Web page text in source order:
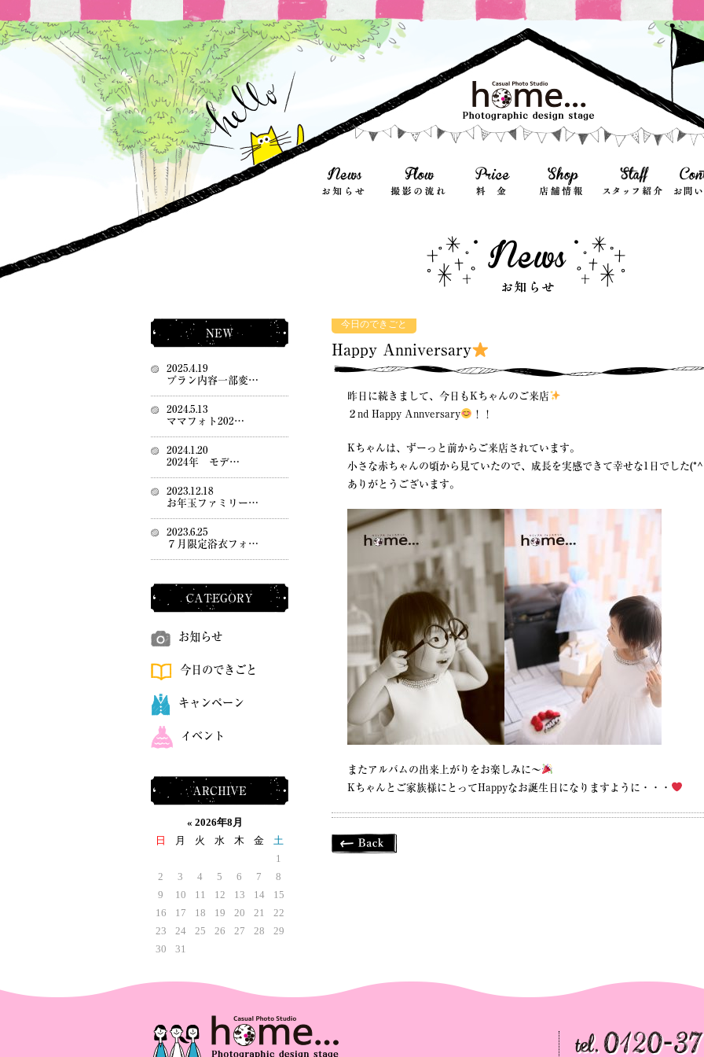
今日のできごと
Happy Anniversary
昨日に続きまして、今日もKちゃんのご来店
２nd Happy Annversary
！！
Kちゃんは、ずーっと前からご来店されています。
小さな赤ちゃんの頃から見ていたので、成長を実感できて幸せな1日でした
ありがとうございます。
またアルバムの出来上がりをお楽しみに〜
Kちゃんとご家族様にとってHappyなお誕生日になりますように・・・
NEW
2025.4.19
プラン内容一部変…
2024.5.13
ママフォト202…
2024.1.20
2024年 モデ…
2023.12.18
お年玉ファミリー…
2023.6.25
７月限定浴衣フォ…
CATEGORY
お知らせ
今日のできごと
キャンペーン
イベント
ARCHIVE
« 2026年8月
日
月 火 水 木 金
土
1
2
3 4 5 6 7
8
9
10 11 12 13 14
15
16
17 18 19 20 21
22
23
24 25 26 27 28
29
30
31